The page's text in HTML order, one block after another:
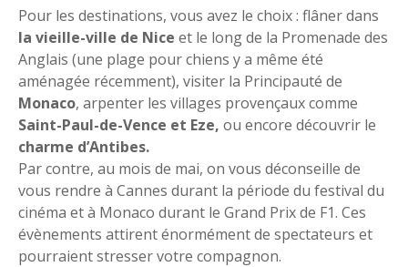
Pour les destinations, vous avez le choix : flâner dans
la vieille-ville de Nice et le long de la Promenade des
Anglais (une plage pour chiens y a même été
aménagée récemment), visiter la Principauté de
Monaco, arpenter les villages provençaux comme
Saint-Paul-de-Vence et Eze, ou encore découvrir le
charme d’Antibes.
Par contre, au mois de mai, on vous déconseille de
vous rendre à Cannes durant la période du festival du
cinéma et à Monaco durant le Grand Prix de F1. Ces
évènements attirent énormément de spectateurs et
pourraient stresser votre compagnon.